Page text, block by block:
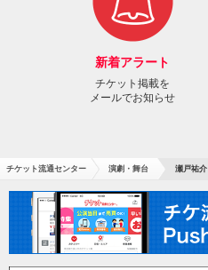
新着アラート
チケット掲載を
メールでお知らせ
チケット流通センター 演劇・舞台 瀬戸祐